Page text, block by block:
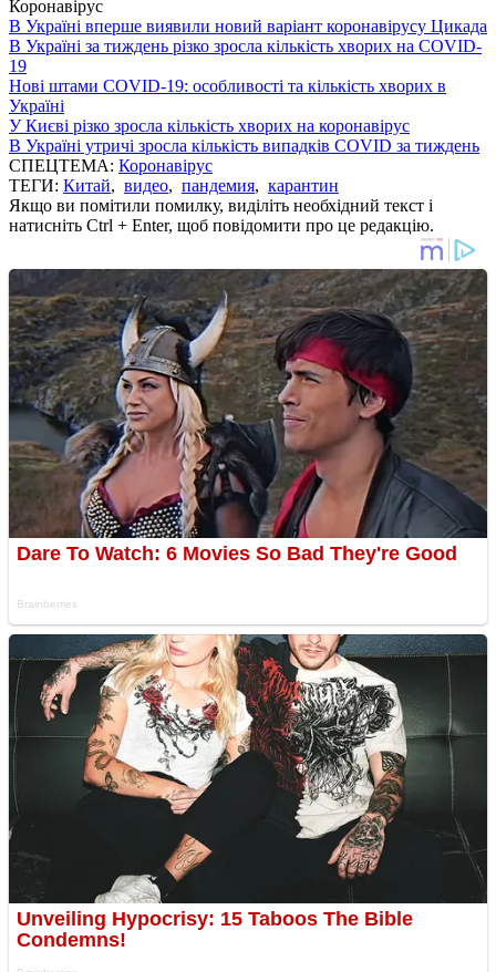
Коронавірус
В Україні вперше виявили новий варіант коронавірусу Цикада
В Україні за тиждень різко зросла кількість хворих на COVID-
19
Нові штами COVID-19: особливості та кількість хворих в
Україні
У Києві різко зросла кількість хворих на коронавірус
В Україні утричі зросла кількість випадків COVID за тиждень
СПЕЦТЕМА: Коронавірус
ТЕГИ: Китай, видео, пандемия, карантин
Якщо ви помітили помилку, виділіть необхідний текст і
натисніть Ctrl + Enter, щоб повідомити про це редакцію.